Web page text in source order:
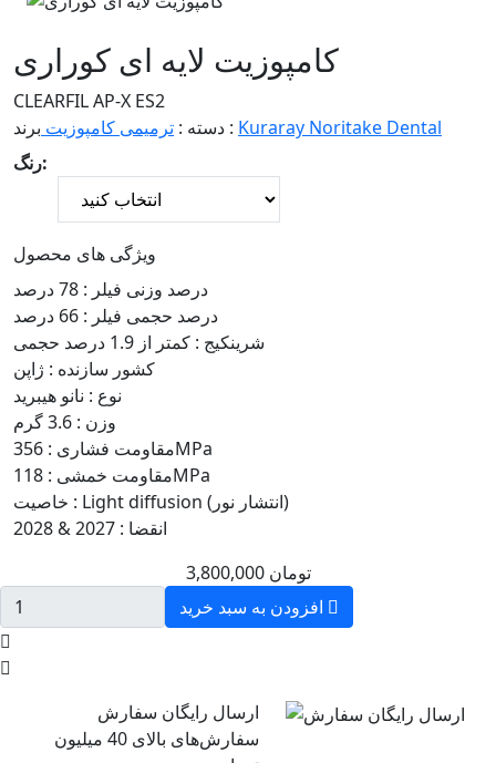
کامپوزیت لایه ای کوراری
CLEARFIL AP-X ES2
دسته : ترمیمی کامپوزیت برند : Kuraray Noritake Dental
رنگ:
ویژگی های محصول
درصد وزنی فیلر : 78 درصد
درصد حجمی فیلر : 66 درصد
شرینکیج : کمتر از 1.9 درصد حجمی
کشور سازنده : ژاپن
نوع : نانو هیبرید
وزن : 3.6 گرم
مقاومت فشاری :356MPa
مقاومت خمشی :118MPa
خاصیت :
Light diffusion (انتشار نور)
انقضا : 2027 & 2028
3,800,000 تومان
افزودن به سبد خرید
ارسال رایگان سفارش
سفارش‌های بالای 40 میلیون